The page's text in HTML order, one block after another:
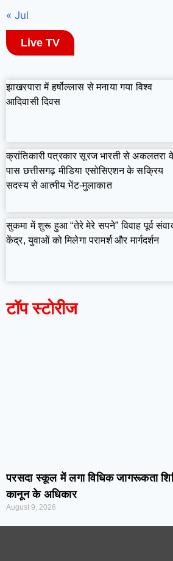
« Jul
Live TV
झाखरपारा में हर्षोल्लास से मनाया गया विश्व
आदिवासी दिवस
क्रांतिकारी पत्रकार सूरज भारती से अकलतरा
पास छत्तीसगढ़ मीडिया एसोसिएशन के सक्रिय
सदस्य से आत्मीय भेंट-मुलाकात
सुकमा में शुरू हुआ “तेरे मेरे सपने” विवाह पूर्व
केंद्र, युवाओं को मिलेगा परामर्श और मार्गदर्शन
टॉप स्टोरीज
परसदा स्कूल में लगा विधिक जागरूकता
कानून के अधिकार
August 9, 2026